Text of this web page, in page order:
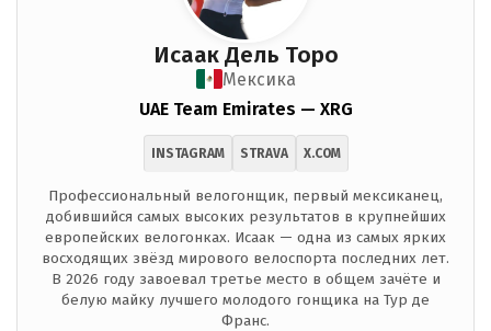
Исаак Дель Торо
Мексика
UAE Team Emirates — XRG
INSTAGRAM STRAVA X.COM
Профессиональный велогонщик, первый мексиканец,
добившийся самых высоких результатов в крупнейших
европейских велогонках. Исаак — одна из самых ярких
восходящих звёзд мирового велоспорта последних лет.
В 2026 году завоевал третье место в общем зачёте и
белую майку лучшего молодого гонщика на Тур де
Франс.